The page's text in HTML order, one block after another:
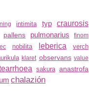
intimita typ craurosis
pallens pulmonarius finom
nobilita leberica verch
klaret observans value
sakura anastrofa
chalazión